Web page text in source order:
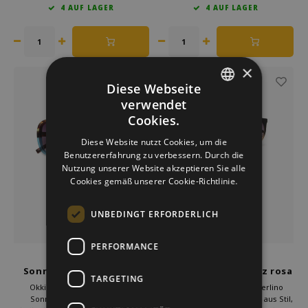
Sonnenbrillen, wo Charme und
zusammenkommen.
4 AUF LAGER
Daher wurde die Monica unter
entworfen.
4 AUF LAGER
Sonnenbrille Butterfly
Havana Blue
Okkia huldigt mit der Anna-
Sonnenbrille dem Erbe des
sonnenbrille schwarz rosa
Die Okkia Sonnenbrille Berlino
bietet die perfekte Balance aus Stil,
ENGLISH
×
Diese Webseite
verwendet
Cookies.
Diese Website nutzt Cookies, um die
Benutzererfahrung zu verbessern. Durch die
Nutzung unserer Website akzeptieren Sie alle
Cookies gemäß unserer Cookie-Richtlinie.
UNBEDINGT ERFORDERLICH
PERFORMANCE
TARGETING